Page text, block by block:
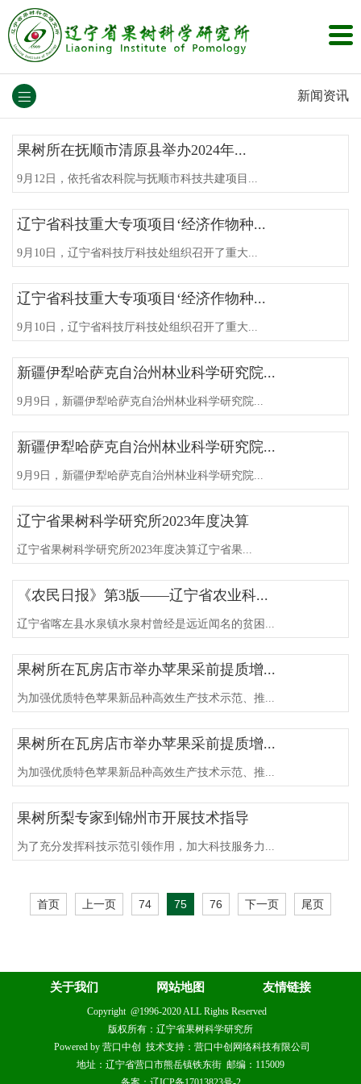
新闻资讯
果树所在抚顺市清原县举办2024年...
9月12日，依托省农科院与抚顺市科技共建项目...
辽宁省科技重大专项项目‘经济作物种...
9月10日，辽宁省科技厅科技处组织召开了重大...
辽宁省科技重大专项项目‘经济作物种...
9月10日，辽宁省科技厅科技处组织召开了重大...
新疆伊犁哈萨克自治州林业科学研究院...
9月9日，新疆伊犁哈萨克自治州林业科学研究院...
新疆伊犁哈萨克自治州林业科学研究院...
9月9日，新疆伊犁哈萨克自治州林业科学研究院...
辽宁省果树科学研究所2023年度决算
辽宁省果树科学研究所2023年度决算辽宁省果...
《农民日报》第3版——辽宁省农业科...
辽宁省喀左县水泉镇水泉村曾经是远近闻名的贫困...
果树所在瓦房店市举办苹果采前提质增...
为加强优质特色苹果新品种高效生产技术示范、推...
果树所在瓦房店市举办苹果采前提质增...
为加强优质特色苹果新品种高效生产技术示范、推...
果树所梨专家到锦州市开展技术指导
为了充分发挥科技示范引领作用，加大科技服务力...
首页 上一页 74 75 76 下一页 尾页
关于我们 网站地图 友情链接
Copyright @1996-2020 ALL Rights Reserved
版权所有：辽宁省果树科学研究所
Powered by 营口中创 技术支持：营口中创网络科技有限公司
地址：辽宁省营口市熊岳镇铁东街 邮编：115009